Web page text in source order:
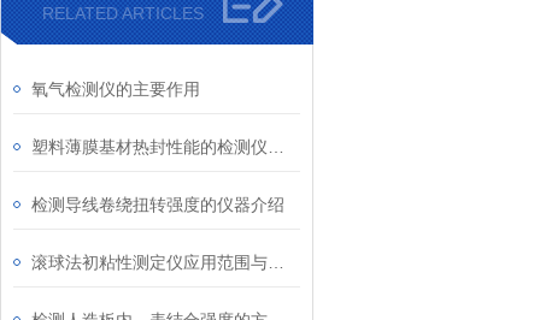
RELATED ARTICLES
氧气检测仪的主要作用
检测导线卷绕扭转强度的仪器介绍